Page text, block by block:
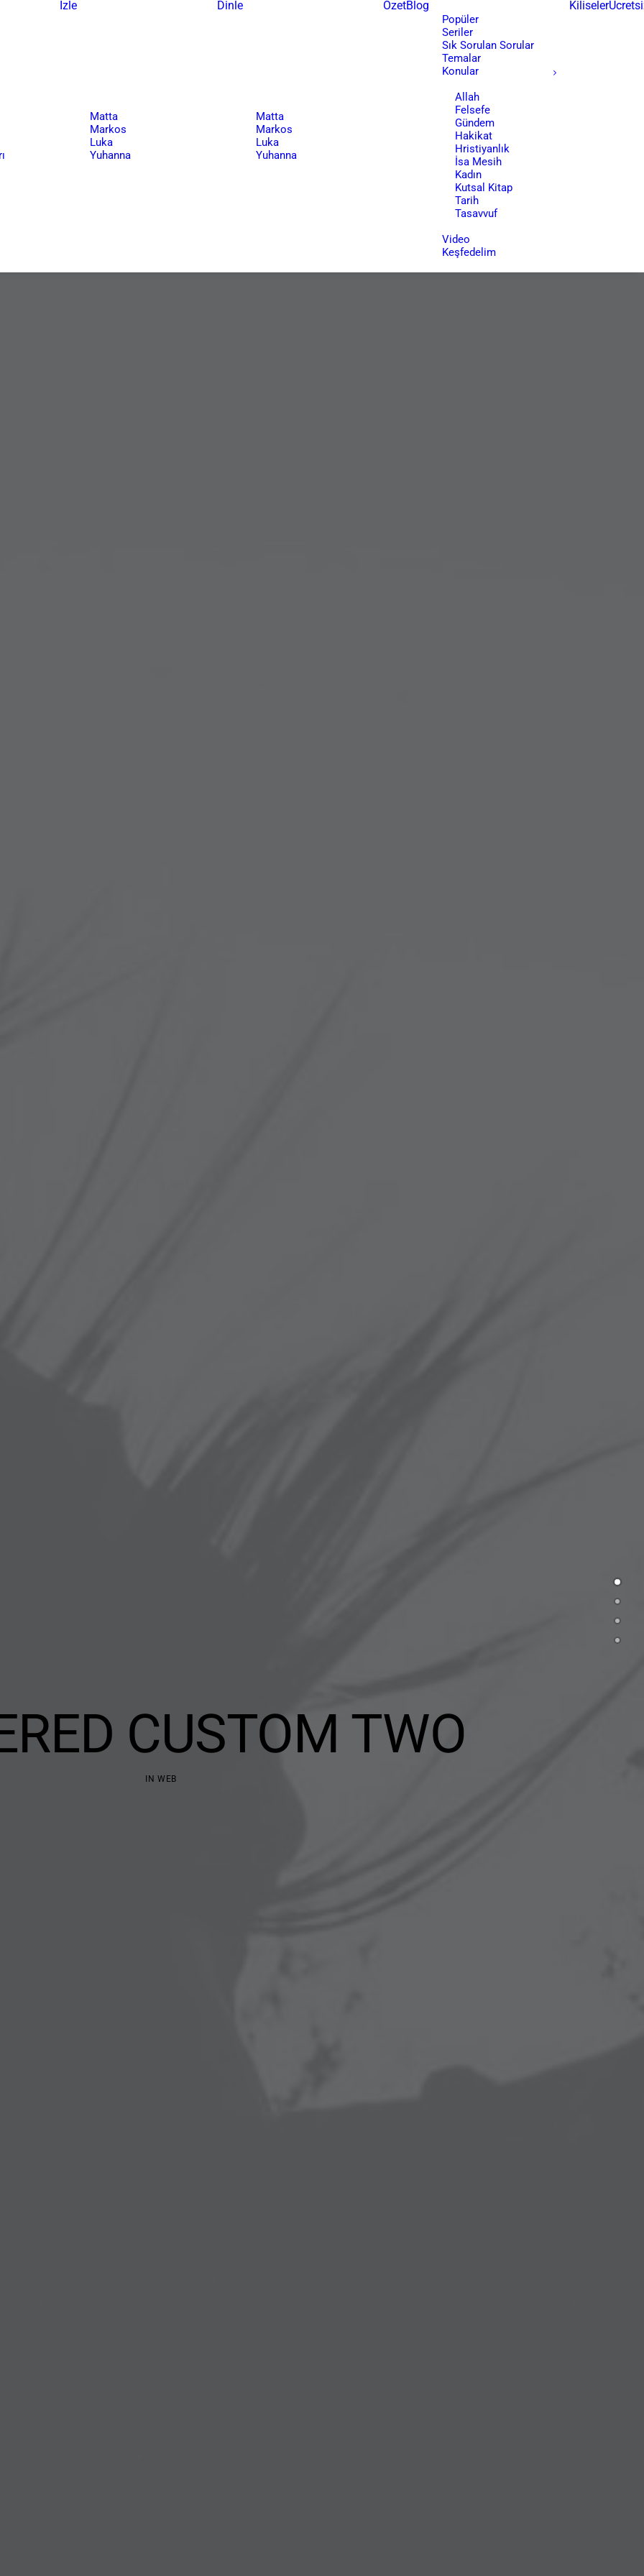
İzle
Matta
Markos
Luka
Yuhanna
Dinle
Matta
Markos
Luka
Yuhanna
ÖzetBlog
Popüler
Seriler
Sık Sorulan Sorular
Temalar
Konular
Allah
Felsefe
Gündem
Hakikat
Hristiyanlık
İsa Mesih
Kadın
Kutsal Kitap
Tarih
Tasavvuf
Video
Keşfedelim
Kiliseler
CUSTOM TWO
IN WEB